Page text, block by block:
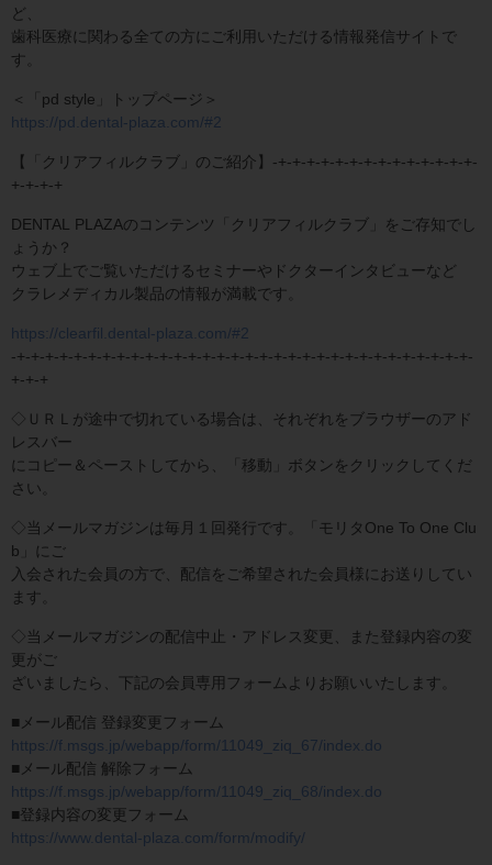
ど、
歯科医療に関わる全ての方にご利用いただける情報発信サイトで
す。
＜「pd style」トップページ＞
https://pd.dental-plaza.com/#2
【「クリアフィルクラブ」のご紹介】-+-+-+-+-+-+-+-+-+-+-+-+-+-+-
+-+-+-+
DENTAL PLAZAのコンテンツ「クリアフィルクラブ」をご存知でし
ょうか？
ウェブ上でご覧いただけるセミナーやドクターインタビューなど
クラレメディカル製品の情報が満載です。
https://clearfil.dental-plaza.com/#2
-+-+-+-+-+-+-+-+-+-+-+-+-+-+-+-+-+-+-+-+-+-+-+-+-+-+-+-+-+-+-+-+-
+-+-+
◇ＵＲＬが途中で切れている場合は、それぞれをブラウザーのアド
レスバー
にコピー＆ペーストしてから、「移動」ボタンをクリックしてくだ
さい。
◇当メールマガジンは毎月１回発行です。「モリタOne To One Clu
b」にご
入会された会員の方で、配信をご希望された会員様にお送りしてい
ます。
◇当メールマガジンの配信中止・アドレス変更、また登録内容の変
更がご
ざいましたら、下記の会員専用フォームよりお願いいたします。
■メール配信 登録変更フォーム
https://f.msgs.jp/webapp/form/11049_ziq_67/index.do
■メール配信 解除フォーム
https://f.msgs.jp/webapp/form/11049_ziq_68/index.do
■登録内容の変更フォーム
https://www.dental-plaza.com/form/modify/